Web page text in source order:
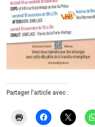
Partager l'article avec :